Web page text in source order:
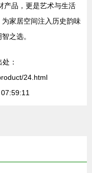
产品，更是艺术与生活
家居空间注入历史韵味
之选。
：
24.html